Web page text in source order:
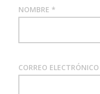
NOMBRE *
CORREO ELECTRÓNICO